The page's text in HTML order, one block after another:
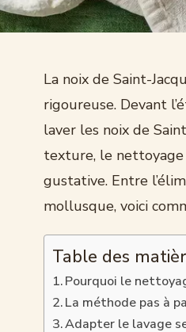
La noix de Saint-
rigoureuse. Devant
laver les noix de
texture, le
gustative. Entre
mollusque, voici
Table des
Pourquoi le
La méthode pas à
Adapter le lavage